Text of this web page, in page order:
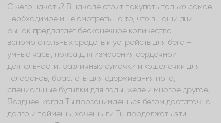
С чего начать? В начале стоит покупать только самое
необходимое и не смотреть на то, что в наши дни
рынок предлагает бесконечное количество
вспомогательных средств и устройств для бега –
умные часы, пояса для измерения сердечной
деятельности, различные сумочки и кошелечки для
телефонов, браслеты для сдерживания пота,
специальные бутылки для воды, желе и многое другое.
Позднее, когда Ты прозанимаешься бегом достаточно
долго и поймешь, хочешь ли Ты продолжать эти